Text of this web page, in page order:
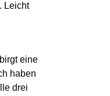
Leicht
eine
haben
drei